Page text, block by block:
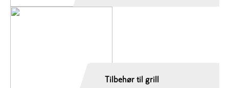
Tilbehør til grill